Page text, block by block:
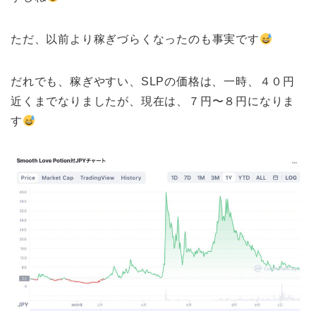
ただ、以前より稼ぎづらくなったのも事実です
だれでも、稼ぎやすい、SLPの価格は、一時、４０円
近くまでなりましたが、現在は、７円〜８円になりま
す